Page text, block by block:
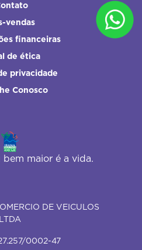
vendas
financeiras
de ética
privacidade
Conosco
bem maior é a vida.
DE VEICULOS
LTDA
0002-47